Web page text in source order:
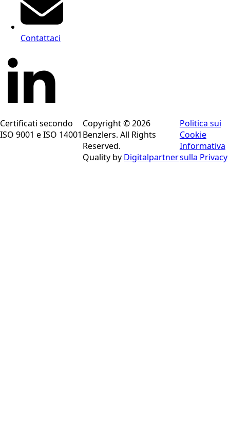
Contattaci
Certificati secondo
ISO 9001 e ISO 14001
Copyright © 2026
Benzlers. All Rights
Reserved.
Quality by Digitalpartner
Politica sui
Cookie
Informativa
sulla Privacy